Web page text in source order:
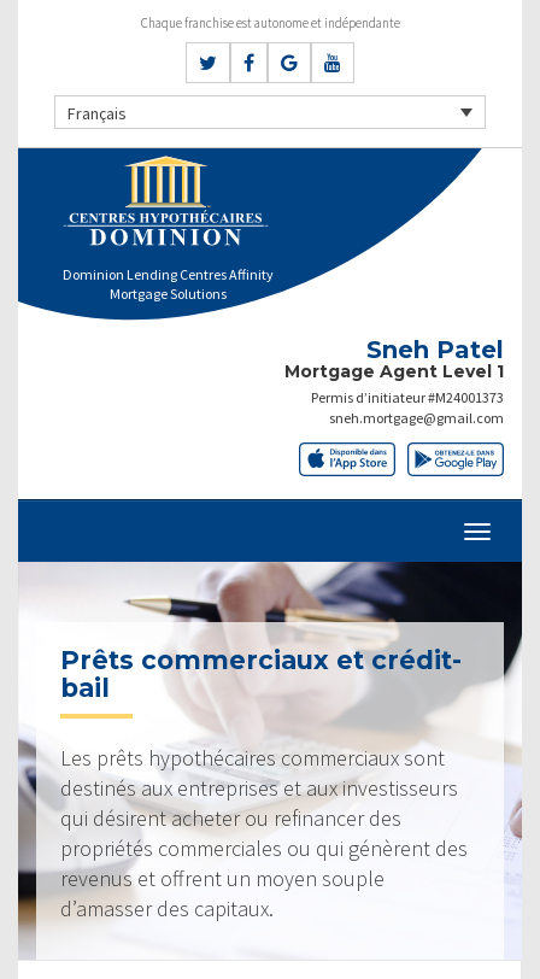
Chaque franchise est autonome et indépendante
Français
Dominion Lending Centres Affinity
Mortgage Solutions
Sneh Patel
Mortgage Agent Level 1
Permis d’initiateur #M24001373
sneh.mortgage@gmail.com
Prêts commerciaux et crédit-
bail
Les prêts hypothécaires commerciaux sont
destinés aux entreprises et aux investisseurs
qui désirent acheter ou refinancer des
propriétés commerciales ou qui génèrent des
revenus et offrent un moyen souple
d’amasser des capitaux.